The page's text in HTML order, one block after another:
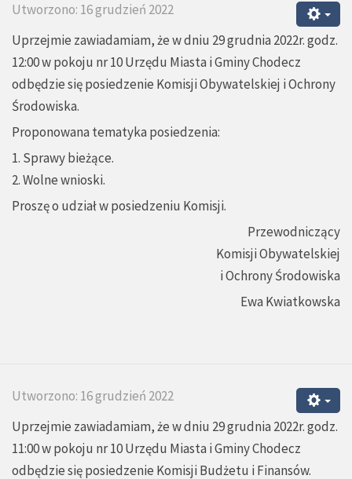
Utworzono: 16 grudzień 2022
Uprzejmie zawiadamiam, że w dniu 29 grudnia 2022r. godz.
12:00 w pokoju nr 10 Urzędu Miasta i Gminy Chodecz
odbędzie się posiedzenie Komisji Obywatelskiej i Ochrony
Środowiska.
Proponowana tematyka posiedzenia:
1. Sprawy bieżące.
2. Wolne wnioski.
Proszę o udział w posiedzeniu Komisji.
Przewodniczący
Komisji Obywatelskiej
i Ochrony Środowiska
Ewa Kwiatkowska
Utworzono: 16 grudzień 2022
Uprzejmie zawiadamiam, że w dniu 29 grudnia 2022r. godz.
11:00 w pokoju nr 10 Urzędu Miasta i Gminy Chodecz
odbędzie się posiedzenie Komisji Budżetu i Finansów.